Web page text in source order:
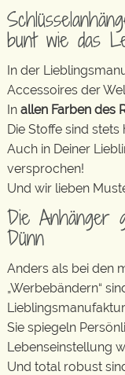
bunt wie das
In der
Accessoires der
In allen Farben des
Die Stoffe sind
Auch in Deiner
versprochen!
Und wir lieben
Die Anhänger
Dünn
Anders als bei den
„Werbebändern“
Sie spiegeln
Lebenseinstellung
Und total robust